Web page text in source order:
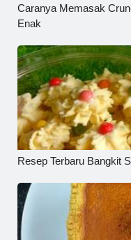
Caranya Memasak
Enak
Resep Terbaru Bangkit